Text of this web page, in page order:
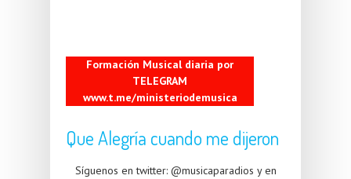
Formación Musical diaria por
TELEGRAM
www.t.me/ministeriodemusica
Que Alegría cuando me dijeron
Síguenos en twitter: @musicaparadios y en